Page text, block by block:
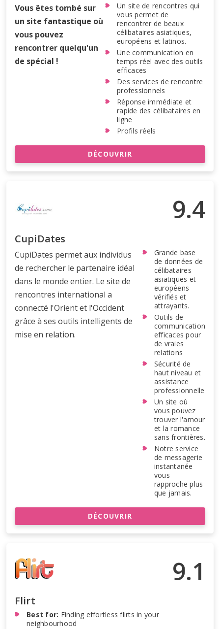
Vous êtes tombé sur
un site fantastique où
vous pouvez
rencontrer quelqu'un
de spécial !
Un site de rencontres qui
vous permet de
rencontrer de beaux
célibataires asiatiques,
européens et latinos.
Une communication en
temps réel avec des outils
efficaces
Des services de rencontre
professionnels
Réponse immédiate et
rapide des célibataires en
ligne
Profils réels
DÉCOUVRIR
9.4
CupiDates
CupiDates permet aux individus
de rechercher le partenaire idéal
dans le monde entier. Le site de
rencontres international a
connecté l'Orient et l'Occident
grâce à ses outils intelligents de
mise en relation.
Grande base
de données de
célibataires
asiatiques et
européens
vérifiés et
attrayants.
Outils de
communication
efficaces pour
de vraies
relations
Sécurité de
haut niveau et
assistance
professionnelle
Un site où
vous pouvez
trouver l'amour
et la romance
sans frontières.
Notre service
de messagerie
instantanée
vous
rapproche plus
que jamais.
DÉCOUVRIR
9.1
Flirt
Best for: Finding effortless flirts in your
neighbourhood